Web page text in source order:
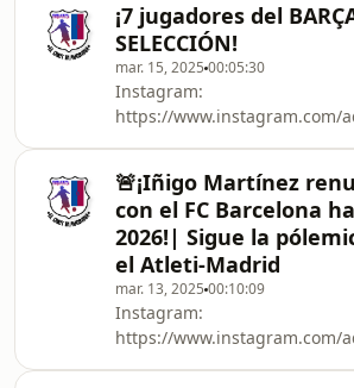
5ytB_-CbRqmuh9E0cwQgKick:
https://kick.com/adaligonzalez
¡7 jugadores del
SELECCIÓN!
mar. 15, 2025 00:05:30
Instagram:
https://www.instagram.com/
5ytB_-CbRqmuh9E0cwQgKick:
https://kick.com/
🚨¡Iñigo Martínez
con el FC Barcelona
2026!| Sigue la
el Atleti-Madrid
mar. 13, 2025 00:10:09
Instagram:
https://www.instagram.com/